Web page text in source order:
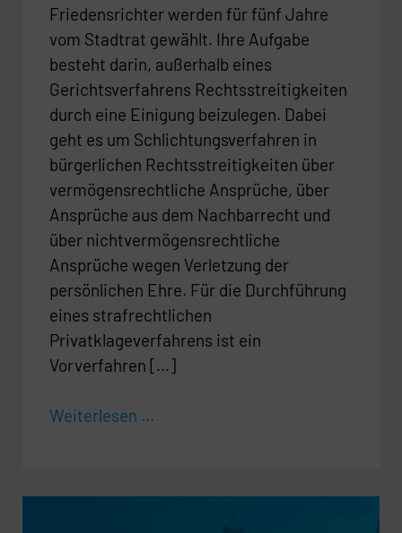
Friedensrichter werden für fünf Jahre
vom Stadtrat gewählt. Ihre Aufgabe
besteht darin, außerhalb eines
Gerichtsverfahrens Rechtsstreitigkeiten
durch eine Einigung beizulegen. Dabei
geht es um Schlichtungsverfahren in
bürgerlichen Rechtsstreitigkeiten über
vermögensrechtliche Ansprüche, über
Ansprüche aus dem Nachbarrecht und
über nichtvermögensrechtliche
Ansprüche wegen Verletzung der
persönlichen Ehre. Für die Durchführung
eines strafrechtlichen
Privatklageverfahrens ist ein
Vorverfahren […]
Weiterlesen ...